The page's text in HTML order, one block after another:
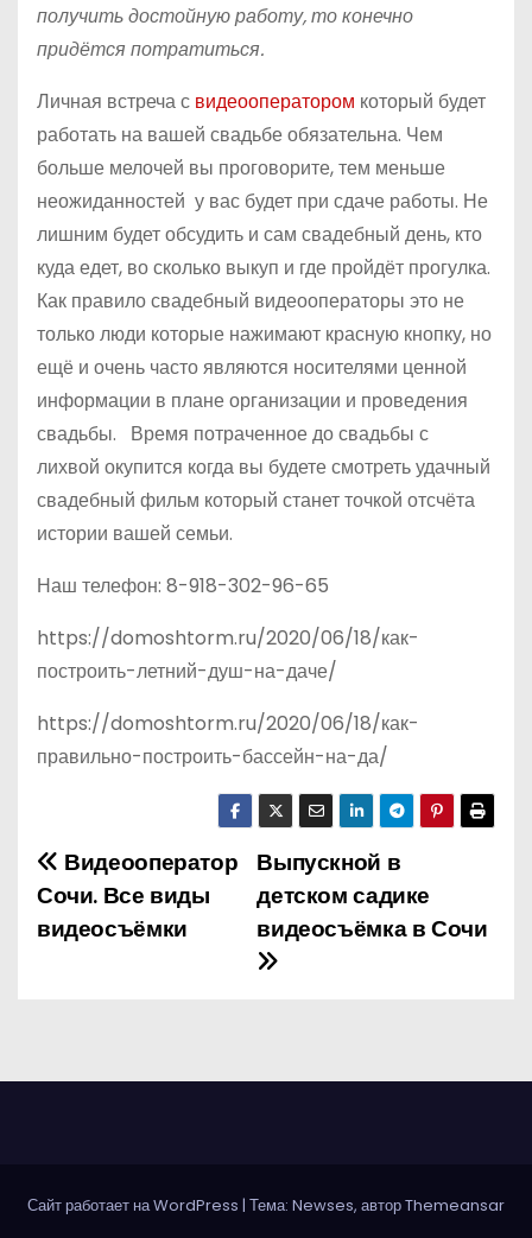
получить достойную работу, то конечно
придётся потратиться.
Личная встреча с видеооператором который будет
работать на вашей свадьбе обязательна. Чем
больше мелочей вы проговорите, тем меньше
неожиданностей у вас будет при сдаче работы. Не
лишним будет обсудить и сам свадебный день, кто
куда едет, во сколько выкуп и где пройдёт прогулка.
Как правило свадебный видеооператоры это не
только люди которые нажимают красную кнопку, но
ещё и очень часто являются носителями ценной
информации в плане организации и проведения
свадьбы. Время потраченное до свадьбы с
лихвой окупится когда вы будете смотреть удачный
свадебный фильм который станет точкой отсчёта
истории вашей семьи.
Наш телефон: 8-918-302-96-65
https://domoshtorm.ru/2020/06/18/как-
построить-летний-душ-на-даче/
https://domoshtorm.ru/2020/06/18/как-
правильно-построить-бассейн-на-да/
Н
а
г
и
Выпускной в
детском садике
видеосъёмка в Сочи
Видеооператор
Сочи. Все виды
видеосъёмки
Сайт работает на WordPress | Тема: Newses, авторThemeansar